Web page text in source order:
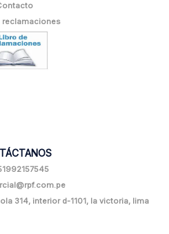
reclamaciones
314, interior d-1101, la victoria, lima